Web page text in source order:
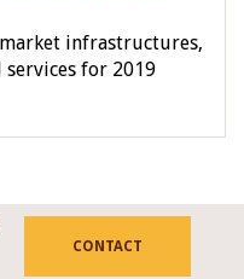
market infrastructures,
for 2019
CONTACT